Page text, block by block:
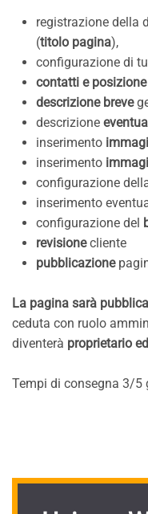
registrazione della
(titolo pagina),
configurazione di
contatti e posizione
descrizione breve
descrizione
inserimento
inserimento
configurazione
inserimento
configurazione del
revisionecliente
pubblicazione
La pagina sarà
ceduta con ruolo
diventerà proprietario
Tempi di consegna 3/5